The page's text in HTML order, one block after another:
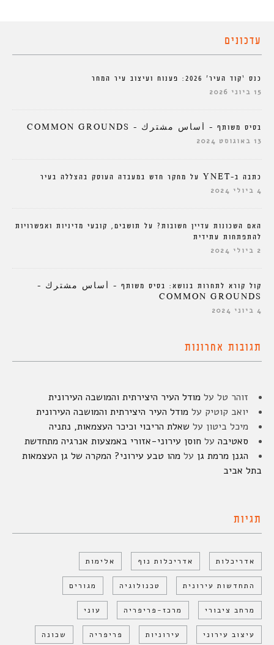
עדכונים
כנס ‘קוד העיר’ 2026: פענוח ועיצוב עיר המחר
15 ביוני 2026
בסיס משותף – أساس مشترك – COMMON GROUNDS
13 באוגוסט 2024
כתבה ב-YNET על מחקר חדש במעבדה העוסק בהצללה בעיר
4 ביולי 2024
האם השכונות עדיין חשובות? על תושבים, קובעי מדיניות ואפשרויות
להתפתחות עתידית
2 ביולי 2024
קול קורא לתחרות בנושא: בסיס משותף – أساس مشترك –
COMMON GROUNDS
4 ביוני 2024
תגובות אחרונות
זוהר טל על מודל העיר היצירתית והמושבה העירונית
יואב קוטיק על מודל העיר היצירתית והמושבה העירונית
מיכל ביטון על שאלת הריבוי וכיכר העצמאות, נתניה
סאטיבה על חוסן עירוני-אזורי באמצעות אנרגיה מתחדשת
הגנן מרמת גן על מהו טבע עירוני? המקרה של גן העצמאות
בתל אביב
תגיות
אדריכלות אדריכלות נוף אלימות
התחדשות עירונית טכנולוגיה מגורים
מרחב ציבורי מרכז-פריפריה עוני
עיצוב עירוני עירוניות פריפריה שכונה